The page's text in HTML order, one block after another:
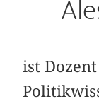
ist